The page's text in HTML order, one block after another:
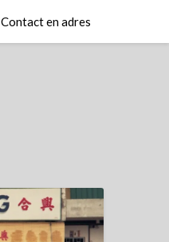
Contact en adres